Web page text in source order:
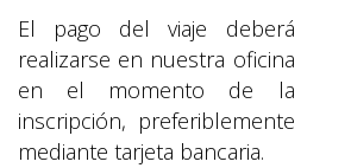
El pago del viaje deberá
realizarse en nuestra oficina
en el momento de la
inscripción, preferiblemente
mediante tarjeta bancaria.